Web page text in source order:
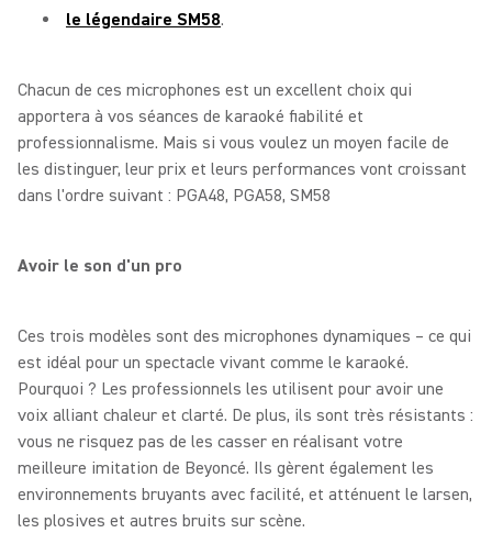
le légendaire SM58.
Chacun de ces microphones est un excellent choix qui
apportera à vos séances de karaoké fiabilité et
professionnalisme. Mais si vous voulez un moyen facile de
les distinguer, leur prix et leurs performances vont croissant
dans l'ordre suivant : PGA48, PGA58, SM58
Avoir le son d'un pro
Ces trois modèles sont des microphones dynamiques – ce qui
est idéal pour un spectacle vivant comme le karaoké.
Pourquoi ? Les professionnels les utilisent pour avoir une
voix alliant chaleur et clarté. De plus, ils sont très résistants :
vous ne risquez pas de les casser en réalisant votre
meilleure imitation de Beyoncé. Ils gèrent également les
environnements bruyants avec facilité, et atténuent le larsen,
les plosives et autres bruits sur scène.